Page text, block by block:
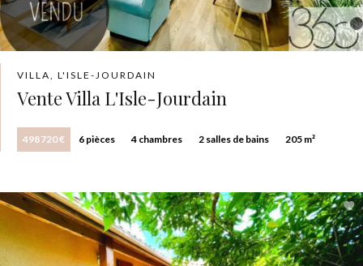
VILLA, L'ISLE-JOURDAIN
Vente Villa L'Isle-Jourdain
498 720 € 6 pièces 4 chambres 2 salles de bains 205 m²